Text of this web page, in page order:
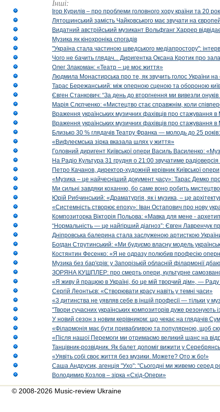
Інші:
Ігор Курилів – про проблеми головного хору країни та 20
Лятошинський замість Чайковського має звучати на
Видатний австрійський музикант Вольфганг Харрер
Музика як кінохроніка спогадів
"Україна стала частиною шведського медіапростору":
Чого не бачить глядач... Диригентка Оксана Кротик про
Олег Злакоман: «Театр – це моє життя»
Людмила Монастирська про те, як звучить голос України на
Тарас Бережанський: між оперною сценою та обороною
Євген Станкович: “За день до вторгнення ми вивезли онуків
Марія Слєпченко: «Мистецтво стає справжнім, коли
Враження українських музичних фахівців про стажування
Враження українських музичних фахівців про стажування
Близько 30 % глядачів Театру Франка — молодь до 25
«Вифлеємська зірка вказала шлях у життя»
Головний диригент Київської опери Василь Василенко:
На Радіо Культура 31 грудня о 21:00 звучатиме
Петро Качанов, директор-художній керівник Київської опери
«Музика – це найчесніший документ часу»: Тарас Демко
Ми сильні завдяки коханню, бо саме воно робить
Юрій Рибчинський: «Драматургія, як і музика, – це
«Системність створює епоху»: Іван Остапович про нову
Композиторка Вікторія Польова: «Мавка для мене -
“Нормальність — це найгірший діагноз”: Євген Лавренчук
Дніпровська балерина стала заслуженою артисткою
Богдан Струтинський: «Ми будуємо власну модель
Костянтин Фесенко: «Я не одразу полюбив професію
Музика без бар'єрів: у Запорізькій обласній філармонії
ЗОРЯНА КУШПЛЕР: про смерть опери, культурне
«Я живу й працюю в Україні, бо це мій творчий дім», — Раду
Сергій Леонтьєв: «Створювати красу навіть у темні часи»
«З дитинства не уявляв себе в іншій професії — тільки у
"Твори сучасних українських композиторів дуже резонують
У новий сезон з новим керівником: що чекає на глядачів
«Філармонія має бути привабливою та популярною, щоб
«Після нашої Перемоги ми отримаємо великий шанс на
Танцівник-розвідник. Як балет допоміг вижити у
«Уявіть собі своє життя без музики. Можете? Ото ж бо!»
Саша Андрусик, агенція "Ухо": "Сьогодні ми живемо серед
Володимир Козлов – зірка «Схід-Опери»
© 2008-2026 Music-review Ukraine